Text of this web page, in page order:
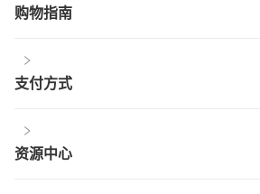
购物指南
支付方式
资源中心